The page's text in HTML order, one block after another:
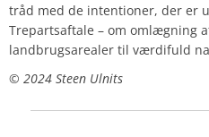
tråd med de intentioner, der er
Trepartsaftale – om omlægning
landbrugsarealer til værdifuld
©️ 2024 Steen Ulnits